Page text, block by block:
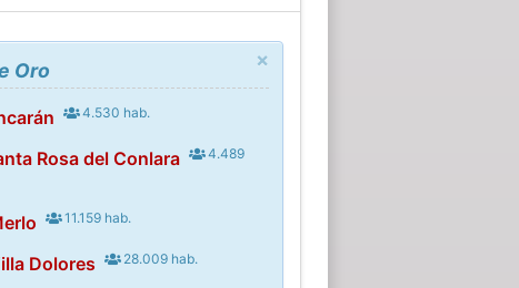
×
Oro
4.530 hab.
Rosa del Conlara
4.489
11.159 hab.
Dolores 28.009 hab.